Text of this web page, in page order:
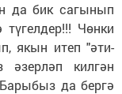
да бик сагынып
Чөнки
якын итеп "әти-
килгән
да бергә